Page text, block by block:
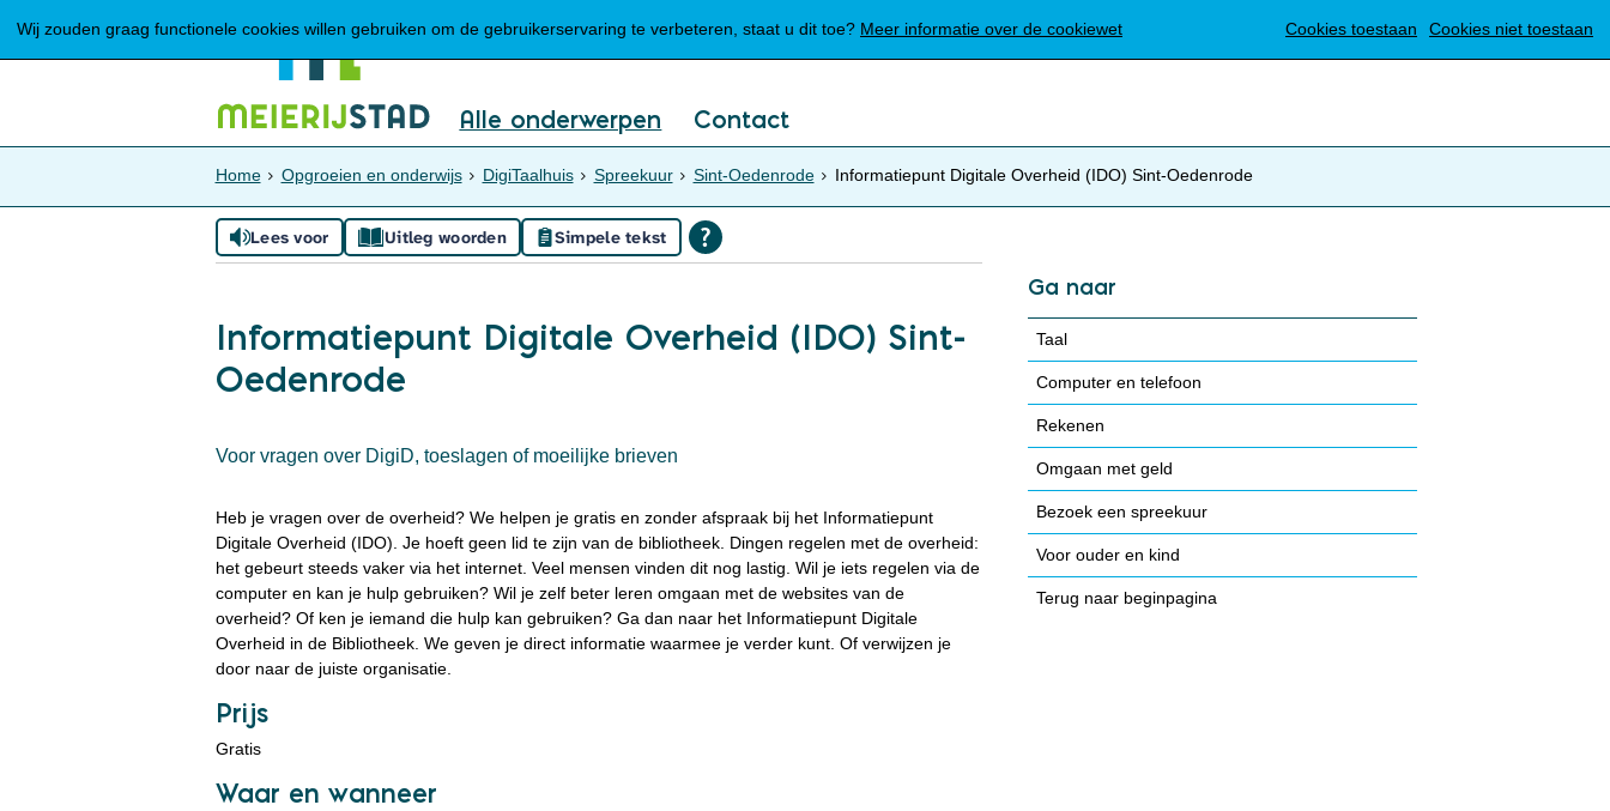
Wij zouden graag functionele cookies willen gebruiken om de gebruikerservaring te verbeteren, staat u dit toe? Meer informatie over de cookiewet Cookies toestaan Cookies niet toestaan
Mijn Meierijstad Translate
Alle onderwerpen Contact
Home Opgroeien en onderwijs DigiTaalhuis Spreekuur Sint-Oedenrode Informatiepunt Digitale Overheid (IDO) Sint-Oedenrode
Lees voor Uitleg woorden Simpele tekst
Informatiepunt Digitale Overheid (IDO) Sint-
Oedenrode
Voor vragen over DigiD, toeslagen of moeilijke brieven
Heb je vragen over de overheid? We helpen je gratis en zonder afspraak bij het Informatiepunt
Digitale Overheid (IDO). Je hoeft geen lid te zijn van de bibliotheek. Dingen regelen met de overheid:
het gebeurt steeds vaker via het internet. Veel mensen vinden dit nog lastig. Wil je iets regelen via de
computer en kan je hulp gebruiken? Wil je zelf beter leren omgaan met de websites van de
overheid? Of ken je iemand die hulp kan gebruiken? Ga dan naar het Informatiepunt Digitale
Overheid in de Bibliotheek. We geven je direct informatie waarmee je verder kunt. Of verwijzen je
door naar de juiste organisatie.
Prijs
Gratis
Waar en wanneer
Ga naar
Taal
Computer en telefoon
Rekenen
Omgaan met geld
Bezoek een spreekuur
Voor ouder en kind
Terug naar beginpagina